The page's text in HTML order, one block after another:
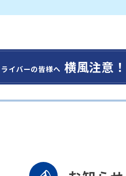
イバーの皆様へ 横風注意！